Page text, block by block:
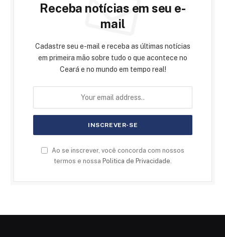
Receba notícias em seu e-
mail
Cadastre seu e-mail e receba as últimas notícias
em primeira mão sobre tudo o que acontece no
Ceará e no mundo em tempo real!
Ao se inscrever, você concorda com nossos
termos e nossa Politica de Privacidade.